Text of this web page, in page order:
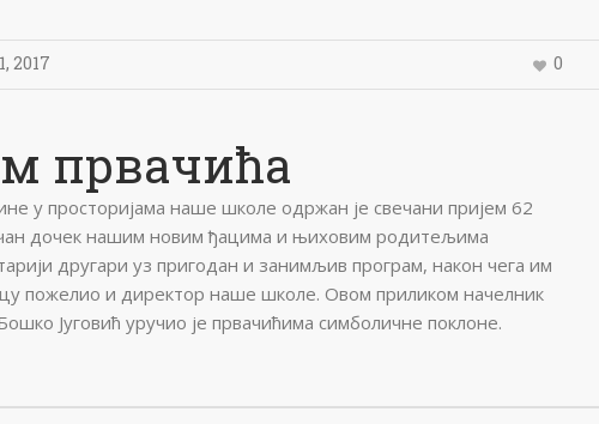
, 2017 0
првачића
у просторијама наше школе одржан је свечани пријем 62
дочек нашим новим ђацима и њиховим родитељима
другари уз пригодан и занимљив програм, након чега им
пожелио и директор наше школе. Овом приликом начелник
Југовић уручио је првачићима симболичне поклоне.